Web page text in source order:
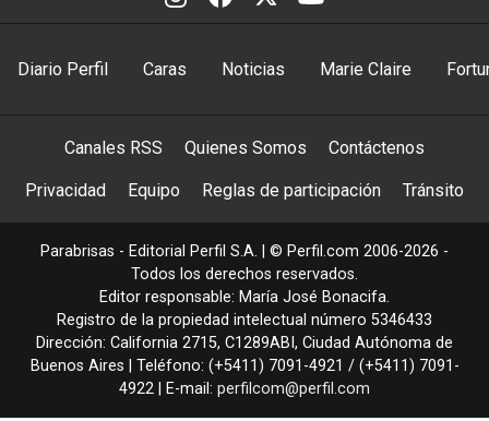
Diario Perfil Caras Noticias Marie Claire
Canales RSS Quienes Somos Contáctenos
Privacidad Equipo Reglas de participación Tránsito
Parabrisas - Editorial Perfil S.A. | © Perfil.com 2006-2026 -
Todos los derechos reservados.
Editor responsable: María José Bonacifa.
Registro de la propiedad intelectual número 5346433
Dirección: California 2715, C1289ABI , Ciudad Autónoma de
Buenos Aires | Teléfono: (+5411) 7091-4921 / (+5411) 7091-
4922 | E-mail: perfilcom@perfil.com